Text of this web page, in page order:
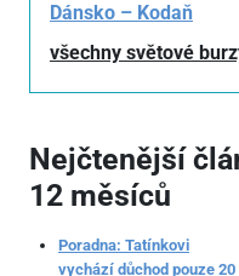
Dánsko – Kodaň
všechny světové
Nejčtenější
12 měsíců
Poradna: Tatínkovi
vychází důchod pouze 20